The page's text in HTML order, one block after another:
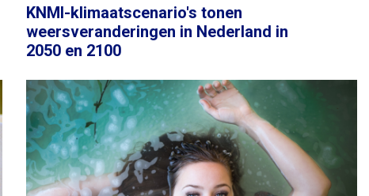
KNMI-klimaatscenario's tonen
weersveranderingen in Nederland in
2050 en 2100